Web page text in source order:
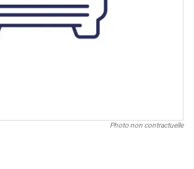
Photo non contractuelle